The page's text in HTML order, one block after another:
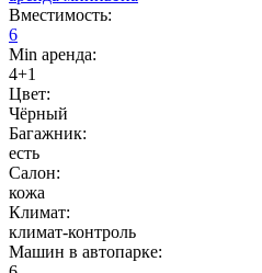
Вместимость:
6
Min аренда:
4+1
Цвет:
Чёрный
Багажник:
есть
Салон:
кожа
Климат:
климат-контроль
Машин в автопарке: